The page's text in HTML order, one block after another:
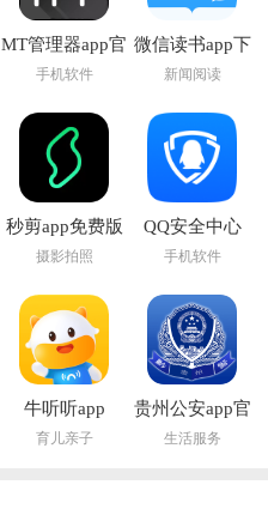
MT管理器app官
方版下载
手机软件
微信读书app下
载安装官方版
新闻阅读
秒剪app免费版
摄影拍照
QQ安全中心
2026最新版本
手机软件
牛听听app
育儿亲子
贵州公安app官
方下载
生活服务